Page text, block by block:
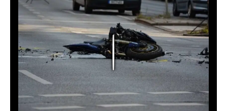
Play
Фото: pixabay.com